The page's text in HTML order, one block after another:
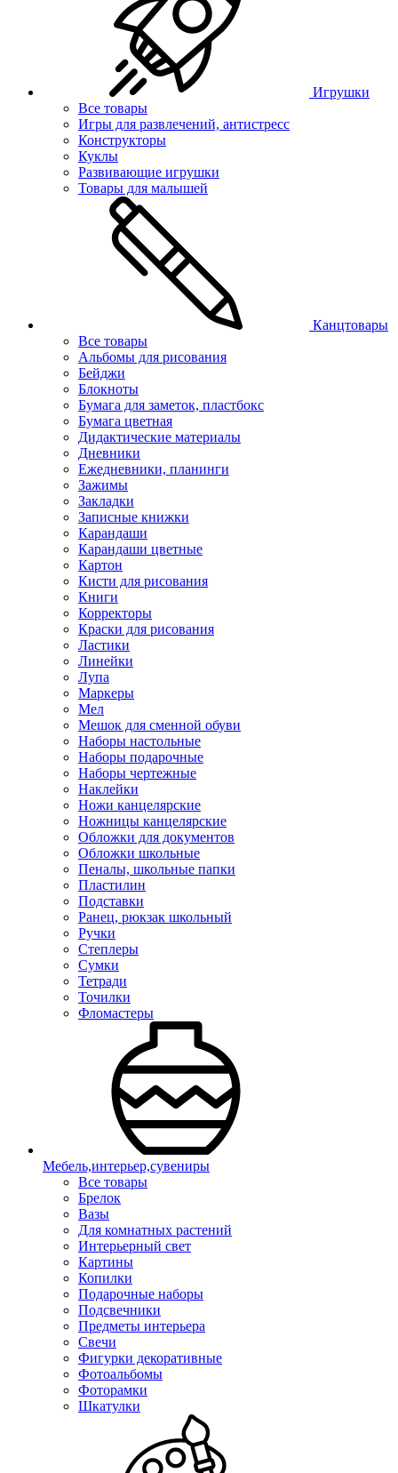
Игрушки
Все товары
Игры для развлечений, антистресс
Конструкторы
Куклы
Развивающие игрушки
Товары для малышей
Канцтовары
Все товары
Альбомы для рисования
Бейджи
Блокноты
Бумага для заметок, пластбокс
Бумага цветная
Дидактические материалы
Дневники
Ежедневники, планинги
Зажимы
Закладки
Записные книжки
Карандаши
Карандаши цветные
Картон
Кисти для рисования
Книги
Корректоры
Краски для рисования
Ластики
Линейки
Лупа
Маркеры
Мел
Мешок для сменной обуви
Наборы настольные
Наборы подарочные
Наборы чертежные
Наклейки
Ножи канцелярские
Ножницы канцелярские
Обложки для документов
Обложки школьные
Пеналы, школьные папки
Пластилин
Подставки
Ранец, рюкзак школьный
Ручки
Степлеры
Сумки
Тетради
Точилки
Фломастеры
Мебель,интерьер,сувениры
Все товары
Брелок
Вазы
Для комнатных растений
Интерьерный свет
Картины
Копилки
Подарочные наборы
Подсвечники
Предметы интерьера
Свечи
Фигурки декоративные
Фотоальбомы
Фоторамки
Шкатулки